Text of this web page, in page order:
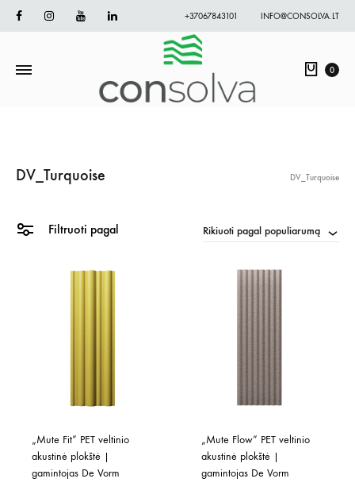
FacebookInstagramYoutubeLinkedin +37067843101 INFO@CONSOLVA.LT
0
DV_Turquoise DV_Turquoise
Filtruoti pagal Rikiuoti pagal populiarumą
„Mute Fit” PET veltinio
akustinė plokštė |
gamintojas De Vorm
„Mute Flow” PET veltinio
akustinė plokštė |
gamintojas De Vorm